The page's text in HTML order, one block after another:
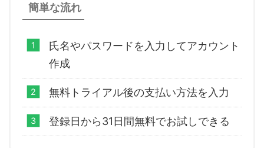
簡単な流れ
氏名やパスワードを入力してアカウント
作成
無料トライアル後の支払い方法を入力
登録日から31日間無料でお試しできる